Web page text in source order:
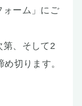
ォーム」にご
そして2
切ります。